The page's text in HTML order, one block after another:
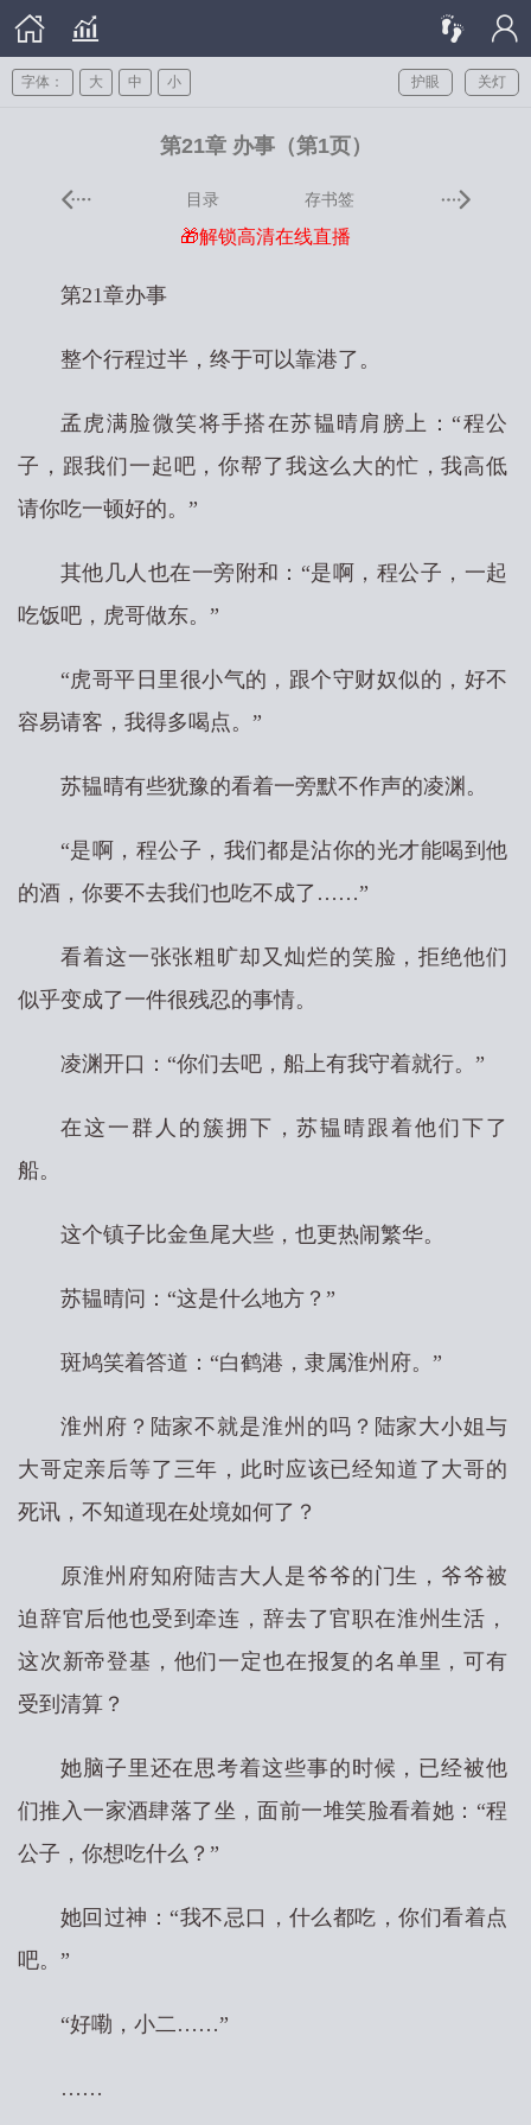
关灯
护眼
字体： 大 中 小
第21章 办事（第1页）
目录 存书签
🎁解锁高清在线直播
第21章办事
整个行程过半，终于可以靠港了。
孟虎满脸微笑将手搭在苏韫晴肩膀上：“程公
子，跟我们一起吧，你帮了我这么大的忙，我高低
请你吃一顿好的。”
其他几人也在一旁附和：“是啊，程公子，一起
吃饭吧，虎哥做东。”
“虎哥平日里很小气的，跟个守财奴似的，好不
容易请客，我得多喝点。”
苏韫晴有些犹豫的看着一旁默不作声的凌渊。
“是啊，程公子，我们都是沾你的光才能喝到他
的酒，你要不去我们也吃不成了……”
看着这一张张粗旷却又灿烂的笑脸，拒绝他们
似乎变成了一件很残忍的事情。
凌渊开口：“你们去吧，船上有我守着就行。”
在这一群人的簇拥下，苏韫晴跟着他们下了
船。
这个镇子比金鱼尾大些，也更热闹繁华。
苏韫晴问：“这是什么地方？”
斑鸠笑着答道：“白鹤港，隶属淮州府。”
淮州府？陆家不就是淮州的吗？陆家大小姐与
大哥定亲后等了三年，此时应该已经知道了大哥的
死讯，不知道现在处境如何了？
原淮州府知府陆吉大人是爷爷的门生，爷爷被
迫辞官后他也受到牵连，辞去了官职在淮州生活，
这次新帝登基，他们一定也在报复的名单里，可有
受到清算？
她脑子里还在思考着这些事的时候，已经被他
们推入一家酒肆落了坐，面前一堆笑脸看着她：“程
公子，你想吃什么？”
她回过神：“我不忌口，什么都吃，你们看着点
吧。”
“好嘞，小二……”
……